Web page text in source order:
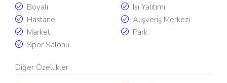
Boyalı
Isı Yalıtımı
Hastane
Alışveriş Merkezi
Market
Park
Spor Salonu
Diğer Özellikler